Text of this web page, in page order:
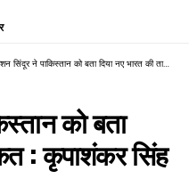
ने पाकिस्तान को बता दिया नए भारत की ताकत : कृपाशंकर सिंह
को बता
: कृपाशंकर सिंह